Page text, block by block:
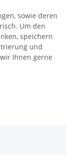
sowie deren
Um den
speichern
und
Ihnen gerne